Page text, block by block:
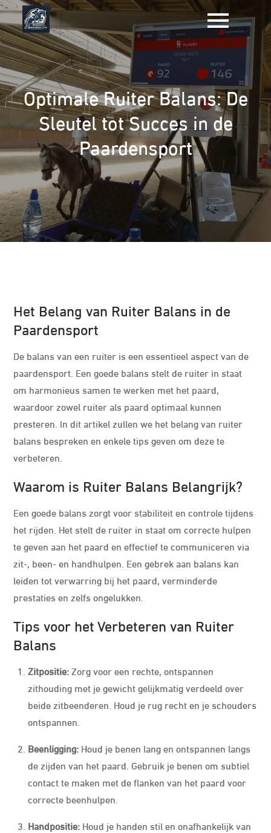
Naar
de
inhoud
gaan
Optimale Ruiter Balans: De
Sleutel tot Succes in de
Paardensport
Het Belang van Ruiter Balans in de
Paardensport
De balans van een ruiter is een essentieel aspect van de
paardensport. Een goede balans stelt de ruiter in staat
om harmonieus samen te werken met het paard,
waardoor zowel ruiter als paard optimaal kunnen
presteren. In dit artikel zullen we het belang van ruiter
balans bespreken en enkele tips geven om deze te
verbeteren.
Waarom is Ruiter Balans Belangrijk?
Een goede balans zorgt voor stabiliteit en controle tijdens
het rijden. Het stelt de ruiter in staat om correcte hulpen
te geven aan het paard en effectief te communiceren via
zit-, been- en handhulpen. Een gebrek aan balans kan
leiden tot verwarring bij het paard, verminderde
prestaties en zelfs ongelukken.
Tips voor het Verbeteren van Ruiter
Balans
Zitpositie:Zorg voor een rechte, ontspannen
zithouding met je gewicht gelijkmatig verdeeld over
beide zitbeenderen. Houd je rug recht en je schouders
ontspannen.
Beenligging: Houd je benen lang en ontspannen langs
de zijden van het paard. Gebruik je benen om subtiel
contact te maken met de flanken van het paard voor
correcte beenhulpen.
Handpositie: Houd je handen stil en onafhankelijk van